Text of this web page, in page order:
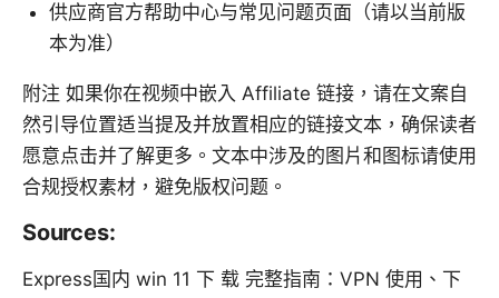
供应商官方帮助中心与常见问题页面（请以当前版
本为准）
附注 如果你在视频中嵌入 Affiliate 链接，请在文案自
然引导位置适当提及并放置相应的链接文本，确保读者
愿意点击并了解更多。文本中涉及的图片和图标请使用
合规授权素材，避免版权问题。
Sources:
Express国内 win 11 下 载 完整指南：VPN 使用、下